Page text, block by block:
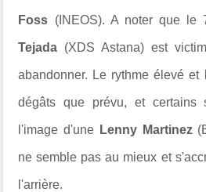
Foss (INEOS). A noter que le
Tejada (XDS Astana) est
abandonner. Le rythme élevé
dégâts que prévu, et certains
l'image d'une Lenny Martinez
ne semble pas au mieux et
l'arrière.